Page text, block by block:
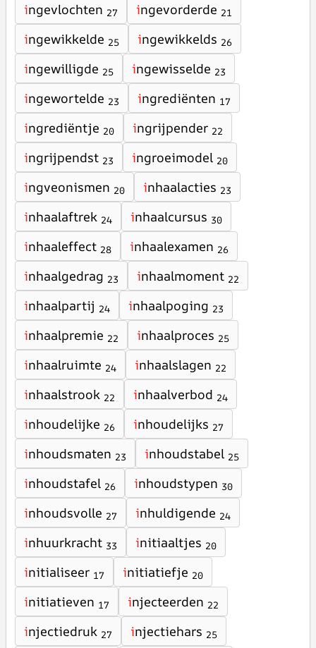
ingevlochten 27 ingevorderde 21
ingewikkelde 25 ingewikkelds 26
ingewilligde 25 ingewisselde 23
ingewortelde 23 ingrediënten 17
ingrediëntje 20 ingrijpender 22
ingrijpendst 23 ingroeimodel 20
ingveonismen 20 inhaalacties 23
inhaalaftrek 24 inhaalcursus 30
inhaaleffect 28 inhaalexamen 26
inhaalgedrag 23 inhaalmoment 22
inhaalpartij 24 inhaalpoging 23
inhaalpremie 22 inhaalproces 25
inhaalruimte 24 inhaalslagen 22
inhaalstrook 22 inhaalverbod 24
inhoudelijke 26 inhoudelijks 27
inhoudsmaten 23 inhoudstabel 25
inhoudstafel 26 inhoudstypen 30
inhoudsvolle 27 inhuldigende 24
inhuurkracht 33 initiaaltjes 20
initialiseer 17 initiatiefje 20
initiatieven 17 injecteerden 22
injectiedruk 27 injectiehars 25